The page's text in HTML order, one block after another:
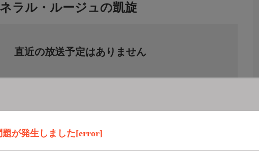
題が発生しました[error]
ラル・ルージュの凱旋
直近の放送予定はありません